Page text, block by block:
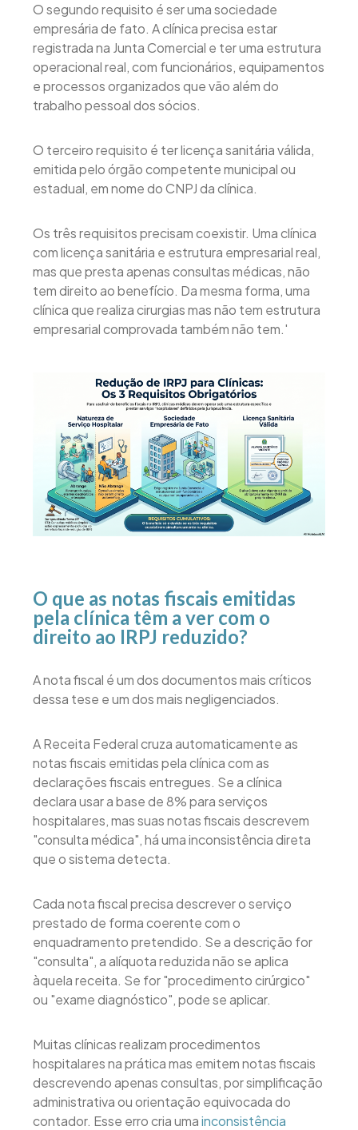
O segundo requisito é ser uma sociedade
empresária de fato. A clínica precisa estar
registrada na Junta Comercial e ter uma estrutura
operacional real, com funcionários, equipamentos
e processos organizados que vão além do
trabalho pessoal dos sócios.
O terceiro requisito é ter licença sanitária válida,
emitida pelo órgão competente municipal ou
estadual, em nome do CNPJ da clínica.
Os três requisitos precisam coexistir. Uma clínica
com licença sanitária e estrutura empresarial real,
mas que presta apenas consultas médicas, não
tem direito ao benefício. Da mesma forma, uma
clínica que realiza cirurgias mas não tem estrutura
empresarial comprovada também não tem.'
O que as notas fiscais emitidas
pela clínica têm a ver com o
direito ao IRPJ reduzido?
A nota fiscal é um dos documentos mais críticos
dessa tese e um dos mais negligenciados.
A Receita Federal cruza automaticamente as
notas fiscais emitidas pela clínica com as
declarações fiscais entregues. Se a clínica
declara usar a base de 8% para serviços
hospitalares, mas suas notas fiscais descrevem
"consulta médica", há uma inconsistência direta
que o sistema detecta.
Cada nota fiscal precisa descrever o serviço
prestado de forma coerente com o
enquadramento pretendido. Se a descrição for
"consulta", a alíquota reduzida não se aplica
àquela receita. Se for "procedimento cirúrgico"
ou "exame diagnóstico", pode se aplicar.
Muitas clínicas realizam procedimentos
hospitalares na prática mas emitem notas fiscais
descrevendo apenas consultas, por simplificação
administrativa ou orientação equivocada do
contador. Esse erro cria umainconsistência